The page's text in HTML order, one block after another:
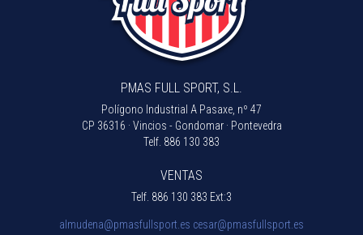
PMAS FULL SPORT, S.L.
Polígono Industrial A Pasaxe, nº 47
CP 36316 · Vincios - Gondomar · Pontevedra
Telf. 886 130 383
VENTAS
Telf. 886 130 383 Ext:3
almudena@pmasfullsport.es cesar@pmasfullsport.es